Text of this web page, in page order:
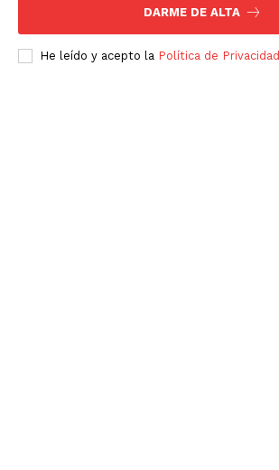
DARME DE ALTA
He leído y acepto la Política de Privacidad